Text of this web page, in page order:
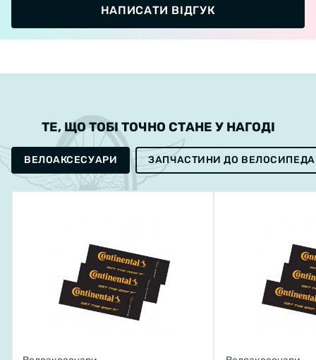
НАПИСАТИ ВІДГУК
ТЕ, ЩО ТОБІ ТОЧНО СТАНЕ У НАГОДІ
ВЕЛОАКСЕСУАРИ ЗАПЧАСТИНИ ДО ВЕЛОСИПЕДА